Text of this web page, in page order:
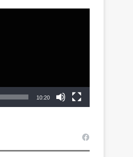
10:20